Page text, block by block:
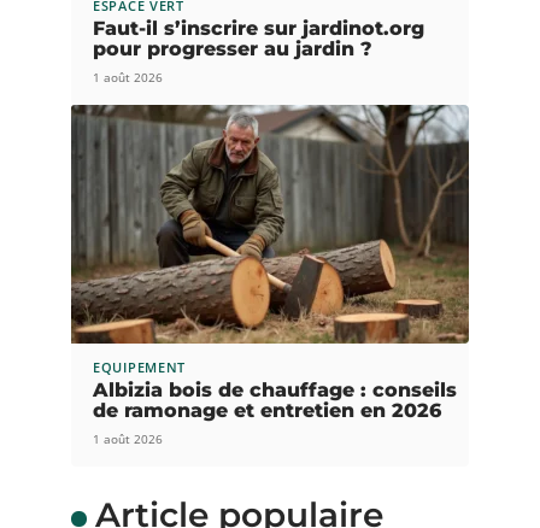
ESPACE VERT
Faut-il s’inscrire sur jardinot.org
pour progresser au jardin ?
1 août 2026
EQUIPEMENT
Albizia bois de chauffage : conseils
de ramonage et entretien en 2026
1 août 2026
Article populaire